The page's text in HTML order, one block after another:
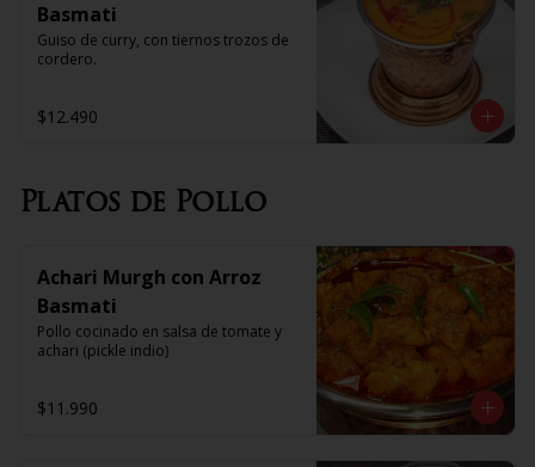
Basmati
Guiso de curry, con tiernos trozos de
cordero.
$12.490
Platos de Pollo
Achari Murgh con Arroz
Basmati
Pollo cocinado en salsa de tomate y
achari (pickle indio)
$11.990